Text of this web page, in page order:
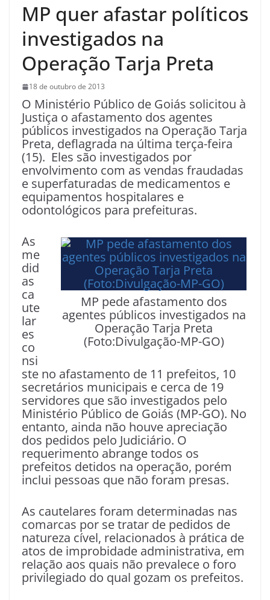
MP quer afastar políticos
investigados na
Operação Tarja Preta
18 de outubro de 2013
O Ministério Público de Goiás solicitou à
Justiça o afastamento dos agentes
públicos investigados na Operação Tarja
Preta, deflagrada na última terça-feira
(15). Eles são investigados por
envolvimento com as vendas fraudadas
e superfaturadas de medicamentos e
equipamentos hospitalares e
odontológicos para prefeituras.
MP pede afastamento dos
agentes públicos investigados na
Operação Tarja Preta
(Foto:Divulgação-MP-GO)
As
me
did
as
ca
ute
lar
es
co
nsi
ste no afastamento de 11 prefeitos, 10
secretários municipais e cerca de 19
servidores que são investigados pelo
Ministério Público de Goiás (MP-GO). No
entanto, ainda não houve apreciação
dos pedidos pelo Judiciário. O
requerimento abrange todos os
prefeitos detidos na operação, porém
inclui pessoas que não foram presas.
As cautelares foram determinadas nas
comarcas por se tratar de pedidos de
natureza cível, relacionados à prática de
atos de improbidade administrativa, em
relação aos quais não prevalece o foro
privilegiado do qual gozam os prefeitos.